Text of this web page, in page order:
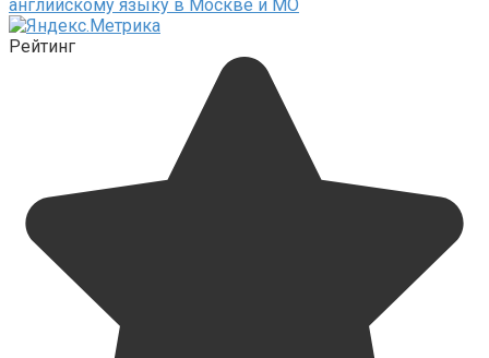
английскому языку в Москве и МО
Рейтинг